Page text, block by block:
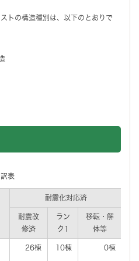
トの構造種別は、以下のとおりで
表
耐震化対応済
耐震改
修済
ラン
ク1
移転・解
体等
26棟 10棟 0棟